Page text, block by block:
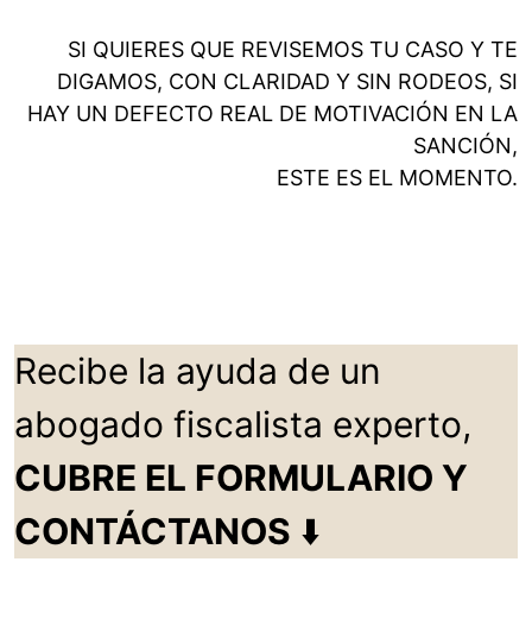
SI QUIERES QUE REVISEMOS TU CASO Y TE
DIGAMOS, CON CLARIDAD Y SIN RODEOS, SI
HAY UN DEFECTO REAL DE MOTIVACIÓN EN LA
SANCIÓN,
ESTE ES EL MOMENTO.
Recibe la ayuda de un
abogado fiscalista experto,
CUBRE EL FORMULARIO Y
CONTÁCTANOS ⬇️